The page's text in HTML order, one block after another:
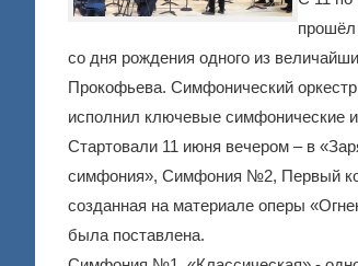
со дня рождения одного из
Прокофьева. Симфонический
исполнил ключевые симфонические
Стартовали 11 июня вечером – в
симфония», Симфония №2, Первый
созданная на материале оперы
была поставлена.